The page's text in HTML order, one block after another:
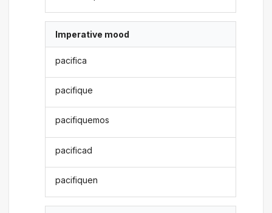
Imperative mood
pacifica
pacifique
pacifiquemos
pacificad
pacifiquen